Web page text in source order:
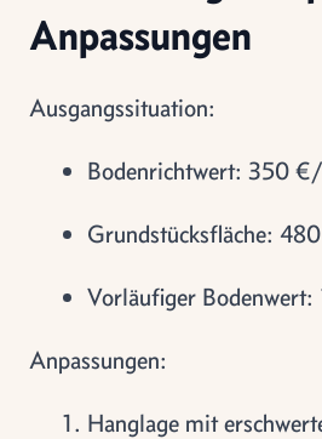
Anpassungen
Ausgangssituation:
Bodenrichtwert: 350
Grundstücksfläche:
Vorläufiger
Anpassungen:
Hanglage mit